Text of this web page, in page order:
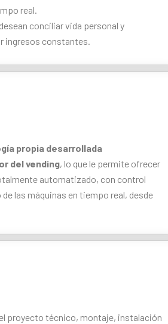
real.
conciliar vida personal y
ingresos constantes.
propia desarrollada
del vending, lo que le permite ofrecer
automatizado, con control
las máquinas en tiempo real, desde
proyecto técnico, montaje, instalación